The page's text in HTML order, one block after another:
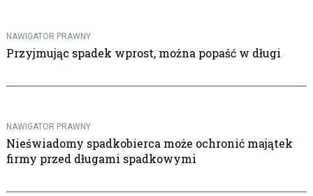
NAWIGATOR PRAWNY
Przyjmując spadek wprost, można popaść w długi
NAWIGATOR PRAWNY
Nieświadomy spadkobierca może ochronić majątek
firmy przed długami spadkowymi